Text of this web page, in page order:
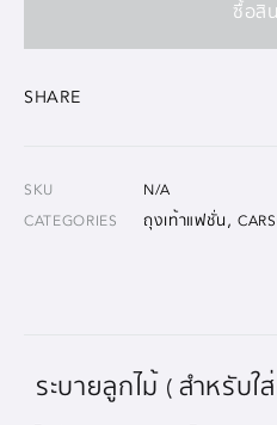
ซื้อสิ
SHARE
SKU
N/A
CATEGORIES
ถุงเท้าแฟชั่น,
ระบายลูกไม้ ( สำหรับใ